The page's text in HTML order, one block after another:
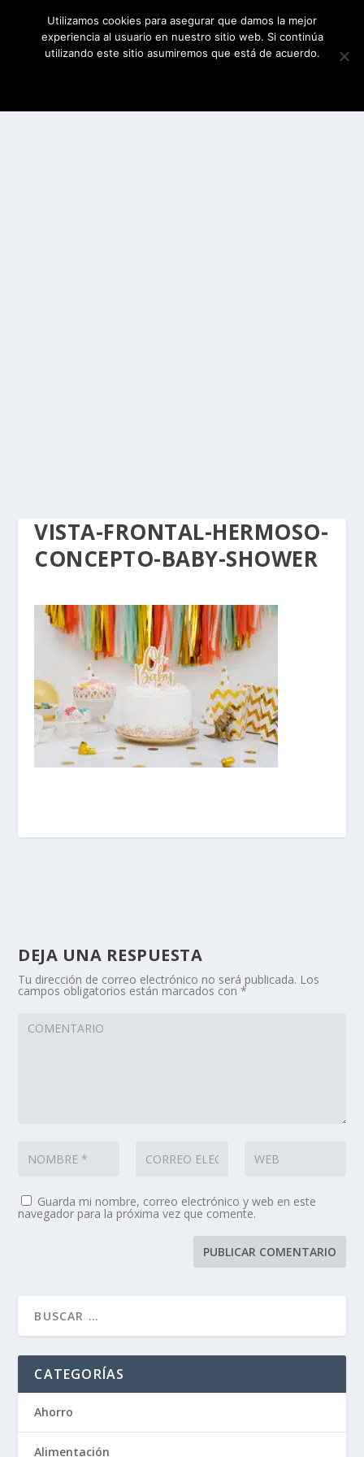
VISTA-FRONTAL-HERMOSO-
CONCEPTO-BABY-SHOWER
DEJA UNA RESPUESTA
Tu dirección de correo electrónico no será publicada. Los
campos obligatorios están marcados con*
Guarda mi nombre, correo electrónico y web en este
navegador para la próxima vez que comente.
CATEGORÍAS
Ahorro
Alimentación
Utilizamos cookies para asegurar que damos la mejor
experiencia al usuario en nuestro sitio web. Si continúa
utilizando este sitio asumiremos que está de acuerdo.